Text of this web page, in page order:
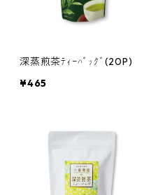
深蒸煎茶ﾃｨｰﾊﾞｯｸﾞ(20P)
¥465